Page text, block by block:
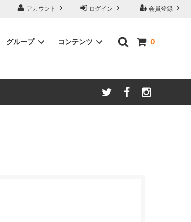
会員登録
ログイン
アカウント
0
手動ミル
アイスコーヒー
グループ
Kalita/カリタ
コンテンツ